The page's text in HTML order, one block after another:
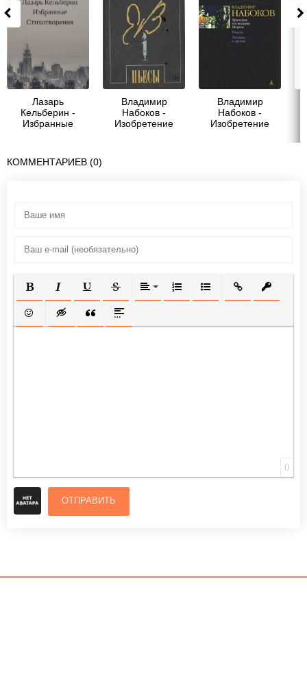
Лазарь
Кельберин -
Избранные
Владимир
Набоков -
Изобретение
Владимир
Набоков -
Изобретение
КОММЕНТАРИЕВ (0)
ПОЛУЖИРНЫЙ
КУРСИВПОДЧЕРКНУТЫЙ
ЗАЧЕРКНУТЫЙВЫРАВНИВАНИЕ
НУМЕРОВАННЫЙ СПИСОК
МАРКИРОВАННЫЙ
ВСТАВИТЬ
ВСТАВИТЬ СМАЙЛИК
ВСТАВКА СКРЫТОГО ТЕКСТА
ВСТАВКА ЦИТАТЫ
ВСТАВКА СПОЙЛЕРА
0
ОТПРАВИТЬ